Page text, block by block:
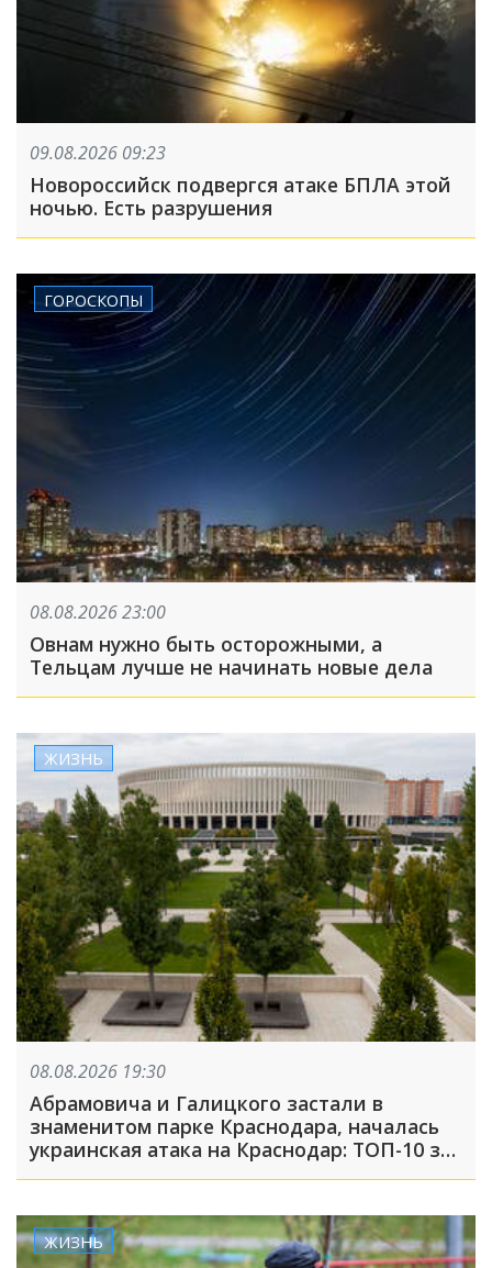
09.08.2026 09:23
Новороссийск подвергся атаке БПЛА этой
ночью. Есть разрушения
ГОРОСКОПЫ
08.08.2026 23:00
Овнам нужно быть осторожными, а
Тельцам лучше не начинать новые дела
ЖИЗНЬ
08.08.2026 19:30
Абрамовича и Галицкого застали в
знаменитом парке Краснодара, началась
украинская атака на Краснодар: ТОП-10 за
неделю
ЖИЗНЬ